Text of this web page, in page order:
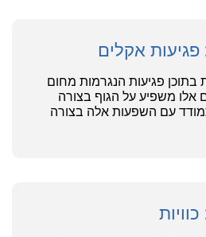
פגיעות אקלים
בתוכן פגיעות הנגרמות מחום
אלו משפיע על הגוף בצורה
עם השפעות אלה בצורה
כוויות